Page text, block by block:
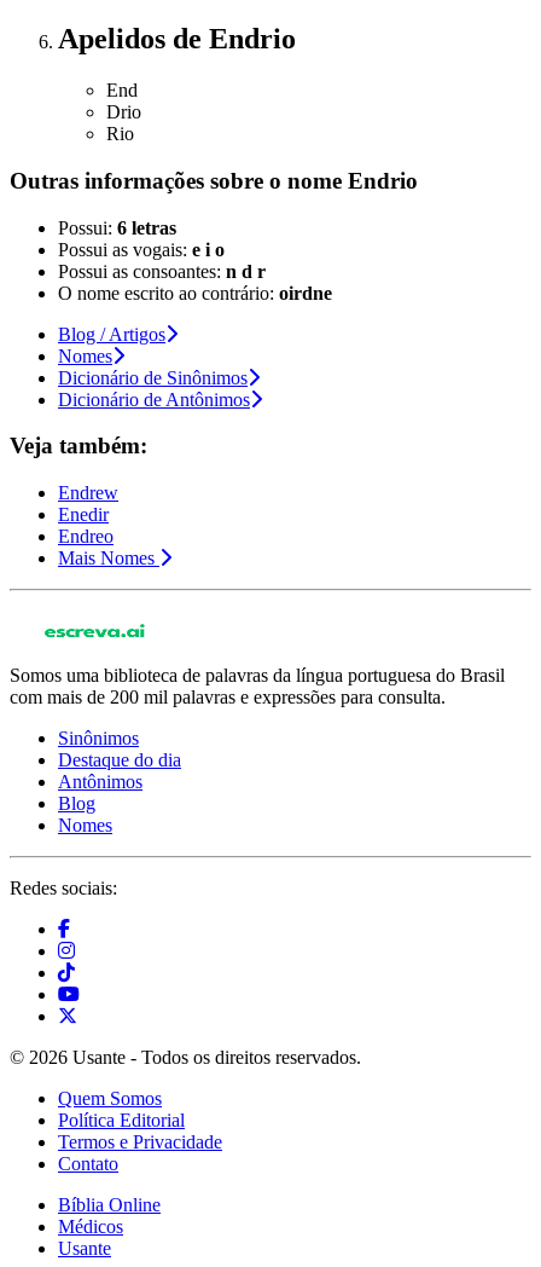
Apelidos de Endrio
End
Drio
Rio
Outras informações sobre o nome Endrio
Possui: 6 letras
Possui as vogais: e i o
Possui as consoantes: n d r
O nome escrito ao contrário: oirdne
Blog / Artigos
Nomes
Dicionário de Sinônimos
Dicionário de Antônimos
Veja também:
Endrew
Enedir
Endreo
Mais Nomes
Somos uma biblioteca de palavras da língua portuguesa do Brasil
com mais de 200 mil palavras e expressões para consulta.
Sinônimos
Destaque do dia
Antônimos
Blog
Nomes
Redes sociais:
© 2026 Usante - Todos os direitos reservados.
Quem Somos
Política Editorial
Termos e Privacidade
Contato
Bíblia Online
Médicos
Usante